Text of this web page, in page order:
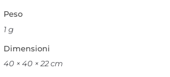
Peso
1 g
Dimensioni
40 × 40 × 22 cm